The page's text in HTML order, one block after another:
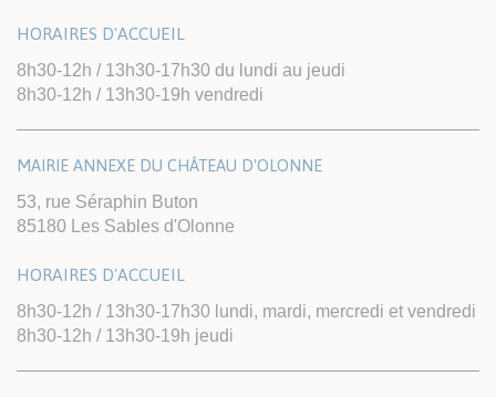
HORAIRES D'ACCUEIL
8h30-12h / 13h30-17h30 du lundi au jeudi
8h30-12h / 13h30-19h vendredi
MAIRIE ANNEXE DU CHÂTEAU D'OLONNE
53, rue Séraphin Buton
85180 Les Sables d'Olonne
HORAIRES D'ACCUEIL
8h30-12h / 13h30-17h30 lundi, mardi, mercredi et vendredi
8h30-12h / 13h30-19h jeudi